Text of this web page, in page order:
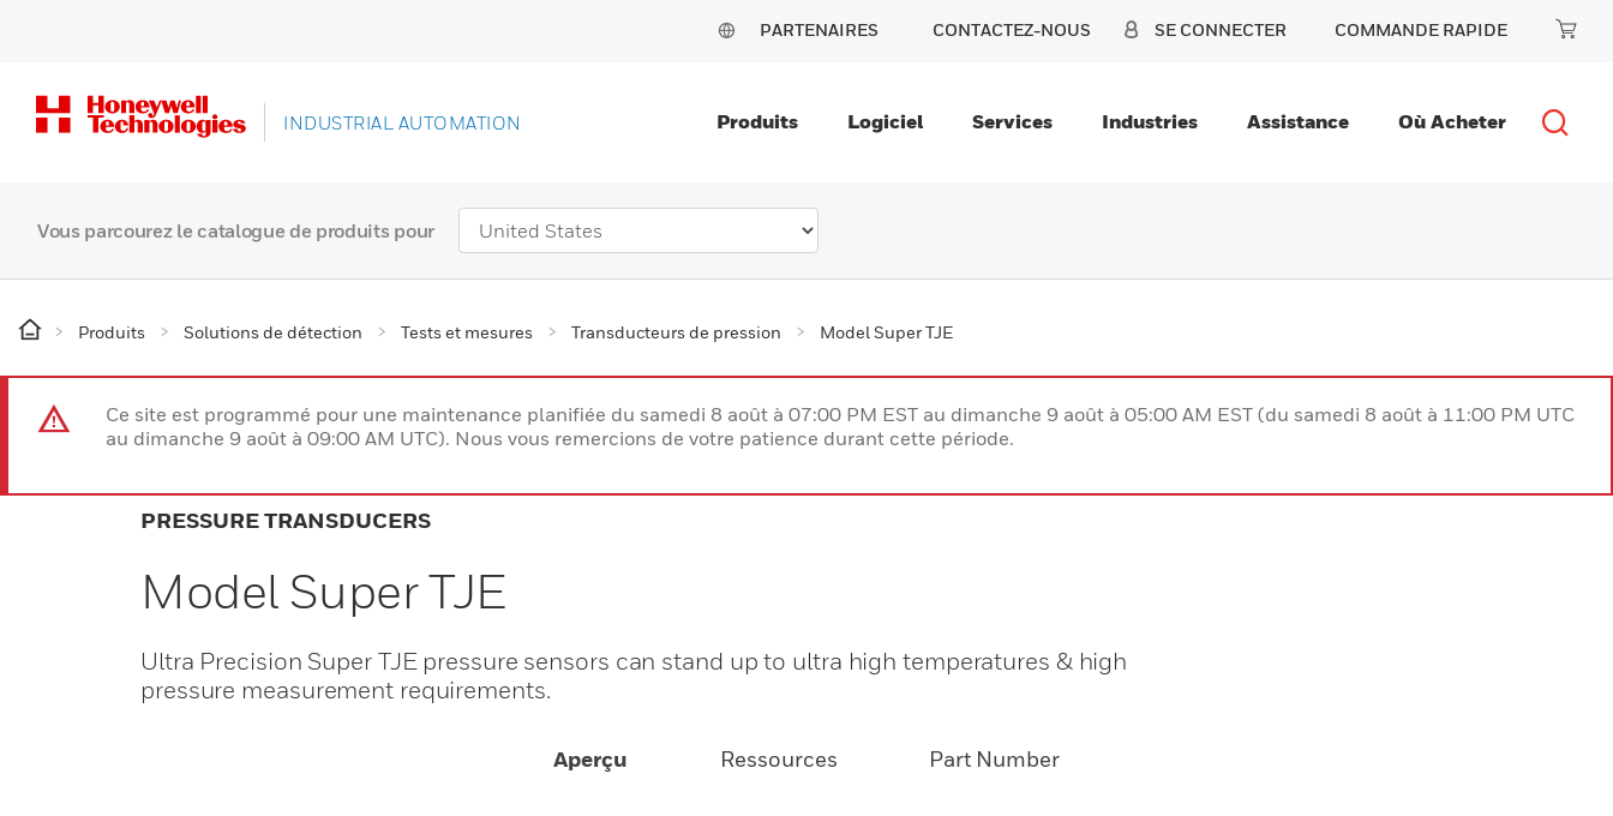
PARTENAIRES CONTACTEZ-NOUS SE CONNECTER COMMANDE RAPIDE
INDUSTRIAL AUTOMATION Produits Logiciel Services Industries Assistance Où Acheter
Vous parcourez le catalogue de produits pour
Produits Solutions de détection Tests et mesures Transducteurs de pression Model Super TJE
Ce site est programmé pour une maintenance planifiée du samedi 8 août à 07:00 PM EST au dimanche 9 août à 05:00 AM EST (du samedi 8 août à 11:00 PM UTC
au dimanche 9 août à 09:00 AM UTC). Nous vous remercions de votre patience durant cette période.
PRESSURE TRANSDUCERS
Model Super TJE
Ultra Precision Super TJE pressure sensors can stand up to ultra high temperatures & high
pressure measurement requirements.
Aperçu Ressources Part Number